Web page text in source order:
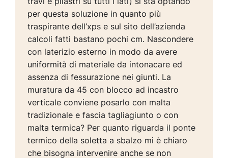
per questa soluzione in quanto più
traspirante dell’xps e sul sito dell’azienda
calcoli fatti bastano pochi cm. Nascondere
con laterizio esterno in modo da avere
uniformità di materiale da intonacare ed
assenza di fessurazione nei giunti. La
muratura da 45 con blocco ad incastro
verticale conviene posarlo con malta
tradizionale e fascia tagliagiunto o con
malta termica? Per quanto riguarda il ponte
termico della soletta a sbalzo mi è chiaro
che bisogna intervenire anche se non